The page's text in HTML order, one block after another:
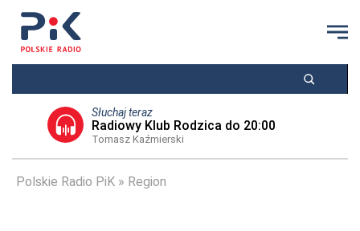
Słuchaj teraz
Radiowy Klub Rodzica do 20:00
Tomasz Kaźmierski
Polskie Radio PiK Region